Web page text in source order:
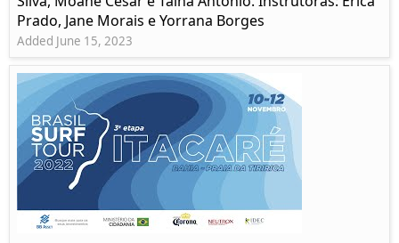
Prado, Jane Morais e Yorrana Borges
Added June 15, 2023